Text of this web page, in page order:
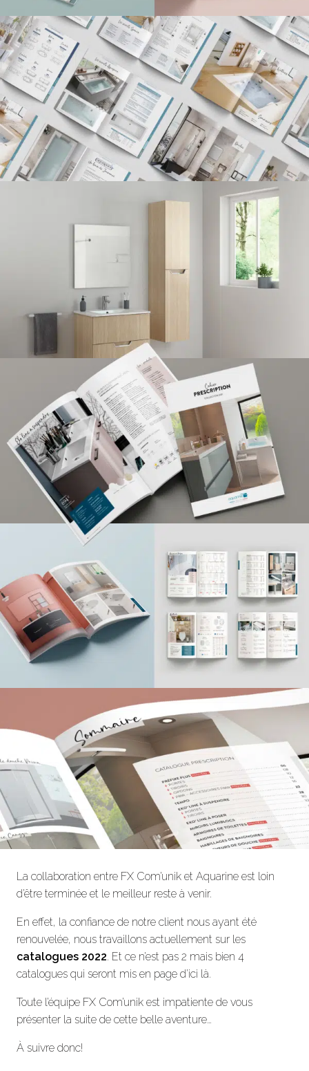
La collaboration entre FX Com’unik et Aquarine est loin
d’être terminée et le meilleur reste à venir.
En effet, la confiance de notre client nous ayant été
renouvelée, nous travaillons actuellement sur les
catalogues 2022. Et ce n’est pas 2 mais bien 4
catalogues qui seront mis en page d’ici là.
Toute l’équipe FX Com’unik est impatiente de vous
présenter la suite de cette belle aventure…
À suivre donc!